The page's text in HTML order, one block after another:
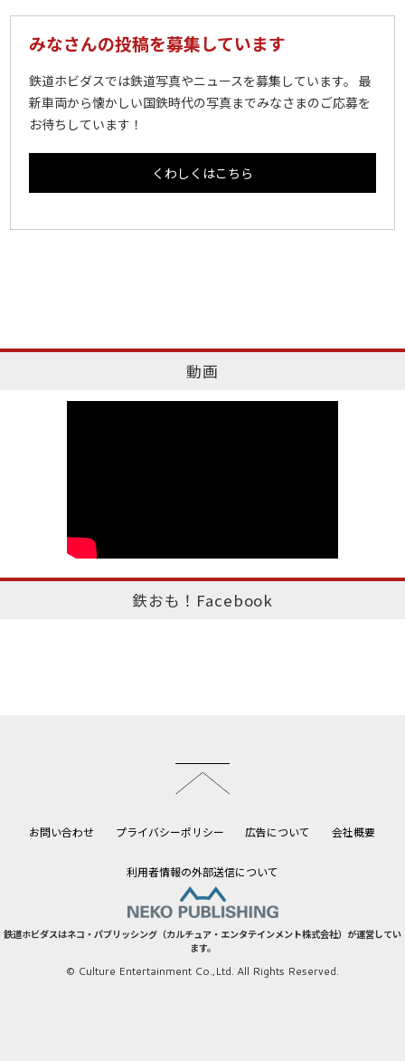
みなさんの投稿を募集しています
鉄道ホビダスでは鉄道写真やニュースを募集しています。 最
新車両から懐かしい国鉄時代の写真までみなさまのご応募を
お待ちしています！
くわしくはこちら
動画
鉄おも！Facebook
お問い合わせ プライバシーポリシー 広告について 会社概要
利用者情報の外部送信について
鉄道ホビダスはネコ・パブリッシング（カルチュア・エンタテインメント株式会社）が運営してい
ます。
© Culture Entertainment Co.,Ltd. All Rights Reserved.